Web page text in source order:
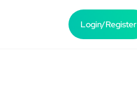
Login/Register